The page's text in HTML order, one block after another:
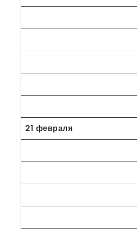
21 февраля